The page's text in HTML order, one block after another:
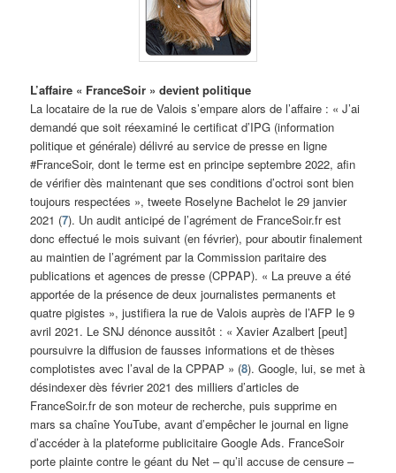
L’affaire « FranceSoir » devient politique
La locataire de la rue de Valois s’empare alors de l’affaire : « J’ai
demandé que soit réexaminé le certificat d’IPG (information
politique et générale) délivré au service de presse en ligne
#FranceSoir, dont le terme est en principe septembre 2022, afin
de vérifier dès maintenant que ses conditions d’octroi sont bien
toujours respectées », tweete Roselyne Bachelot le 29 janvier
2021 (7). Un audit anticipé de l’agrément de FranceSoir.fr est
donc effectué le mois suivant (en février), pour aboutir finalement
au maintien de l’agrément par la Commission paritaire des
publications et agences de presse (CPPAP). « La preuve a été
apportée de la présence de deux journalistes permanents et
quatre pigistes », justifiera la rue de Valois auprès de l’AFP le 9
avril 2021. Le SNJ dénonce aussitôt : « Xavier Azalbert [peut]
poursuivre la diffusion de fausses informations et de thèses
complotistes avec l’aval de la CPPAP » (8). Google, lui, se met à
désindexer dès février 2021 des milliers d’articles de
FranceSoir.fr de son moteur de recherche, puis supprime en
mars sa chaîne YouTube, avant d’empêcher le journal en ligne
d’accéder à la plateforme publicitaire Google Ads. FranceSoir
porte plainte contre le géant du Net – qu’il accuse de censure –